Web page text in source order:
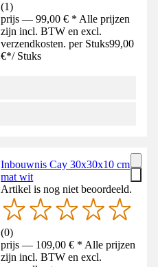
(1)
prijs — 99,00 € * Alle prijzen
zijn incl. BTW en excl.
verzendkosten. per Stuks99,00
€*/ Stuks
Inbouwnis Cay 30x30x10 cm
mat wit
Artikel is nog niet beoordeeld.
(0)
prijs — 109,00 € * Alle prijzen
zijn incl. BTW en excl.